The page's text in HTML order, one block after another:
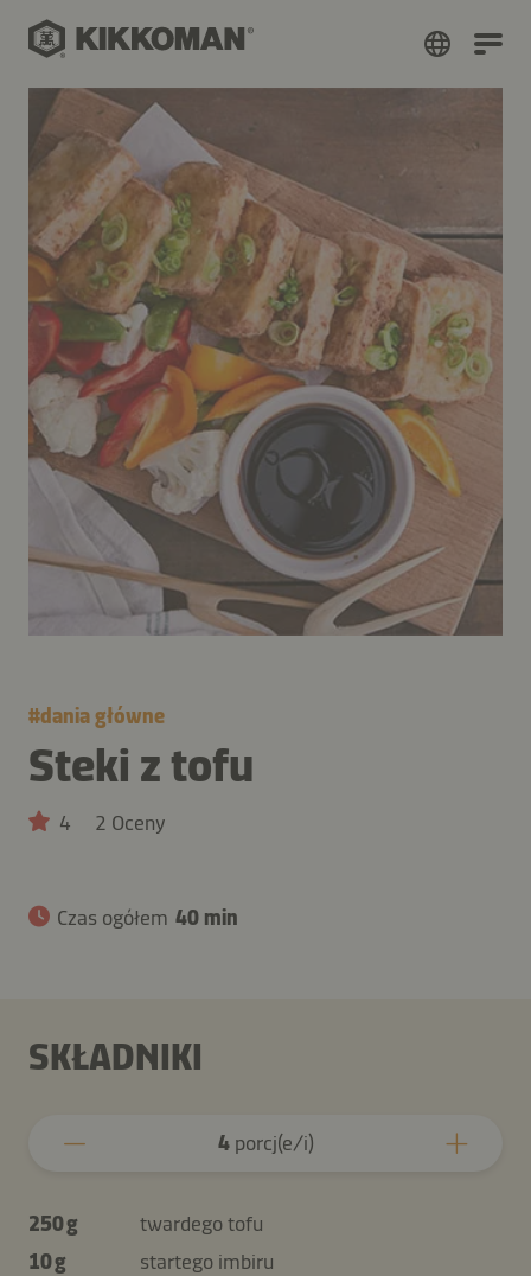
#dania główne
Steki z tofu
4 2 Oceny
Czas ogółem 40 min
SKŁADNIKI
4porcj(e/i)
250 g
twardego tofu
10 g
startego imbiru